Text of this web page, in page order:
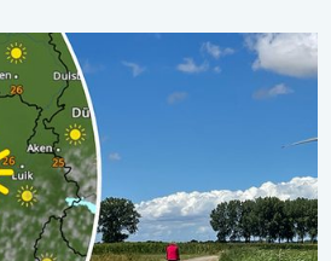
te trekken. Weekendweer. . .